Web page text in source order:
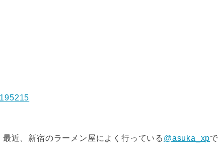
最近、新宿のラーメン屋によく行っている @asuka_xp